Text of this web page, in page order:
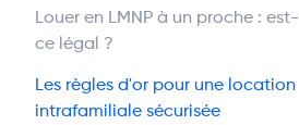
Louer en LMNP à un proche : est-
ce légal ?
Les règles d'or pour une location
intrafamiliale sécurisée